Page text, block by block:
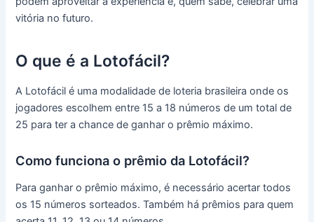
vitória no futuro.
O que é a Lotofácil?
A Lotofácil é uma modalidade de loteria brasileira onde os
jogadores escolhem entre 15 a 18 números de um total de
25 para ter a chance de ganhar o prêmio máximo.
Como funciona o prêmio da Lotofácil?
Para ganhar o prêmio máximo, é necessário acertar todos
os 15 números sorteados. Também há prêmios para quem